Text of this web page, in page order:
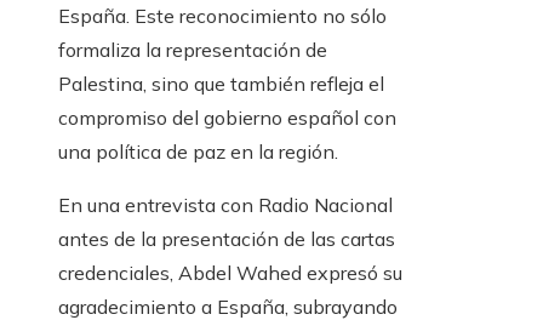
España. Este reconocimiento no sólo
formaliza la representación de
Palestina, sino que también refleja el
compromiso del gobierno español con
una política de paz en la región.
En una entrevista con Radio Nacional
antes de la presentación de las cartas
credenciales, Abdel Wahed expresó su
agradecimiento a España, subrayando